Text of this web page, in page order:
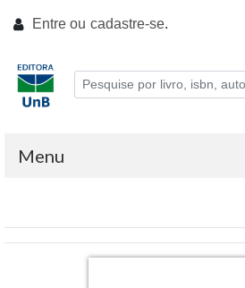
Entre ou cadastre-se.
Menu